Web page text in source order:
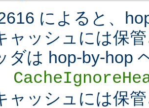
によると、
ャッシュには保
ダは hop-by-hop
ャッシュには保